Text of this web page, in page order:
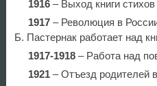
1916– Выход книги стихов
1917– Революция в
Б. Пастернак работает над
1917-1918– Работа над
1921– Отъезд родителей